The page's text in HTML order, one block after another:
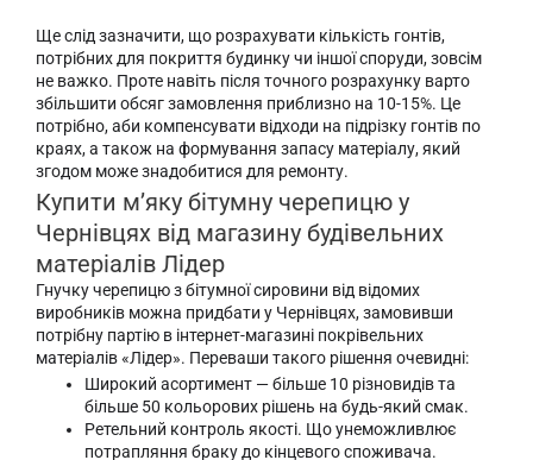
Ще слід зазначити, що розрахувати кількість гонтів,
потрібних для покриття будинку чи іншої споруди, зовсім
не важко. Проте навіть після точного розрахунку варто
збільшити обсяг замовлення приблизно на 10-15%. Це
потрібно, аби компенсувати відходи на підрізку гонтів по
краях, а також на формування запасу матеріалу, який
згодом може знадобитися для ремонту.
Купити м’яку бітумну черепицю у
Чернівцях від магазину будівельних
матеріалів Лідер
Гнучку черепицю з бітумної сировини від відомих
виробників можна придбати у Чернівцях, замовивши
потрібну партію в інтернет-магазині покрівельних
матеріалів «Лідер». Переваши такого рішення очевидні:
Широкий асортимент — більше 10 різновидів та
більше 50 кольорових рішень на будь-який смак.
Ретельний контроль якості. Що унеможливлює
потрапляння браку до кінцевого споживача.